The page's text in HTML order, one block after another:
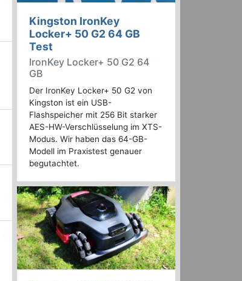
Kingston IronKey
Locker+ 50 G2 64 GB
Test
IronKey Locker+ 50 G2 64
GB
Der IronKey Locker+ 50 G2 von
Kingston ist ein USB-
Flashspeicher mit 256 Bit starker
AES-HW-Verschlüsselung im XTS-
Modus. Wir haben das 64-GB-
Modell im Praxistest genauer
begutachtet.